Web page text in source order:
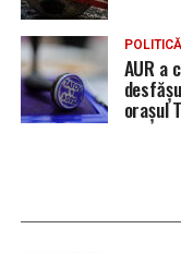
POLITICĂ
AUR a
orașul